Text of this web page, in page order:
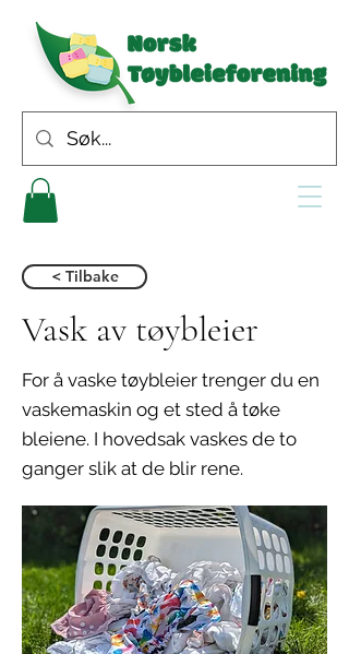
< Tilbake
Vask av tøybleier
For å vaske tøybleier trenger du en
vaskemaskin og et sted å tøke
bleiene. I hovedsak vaskes de to
ganger slik at de blir rene.